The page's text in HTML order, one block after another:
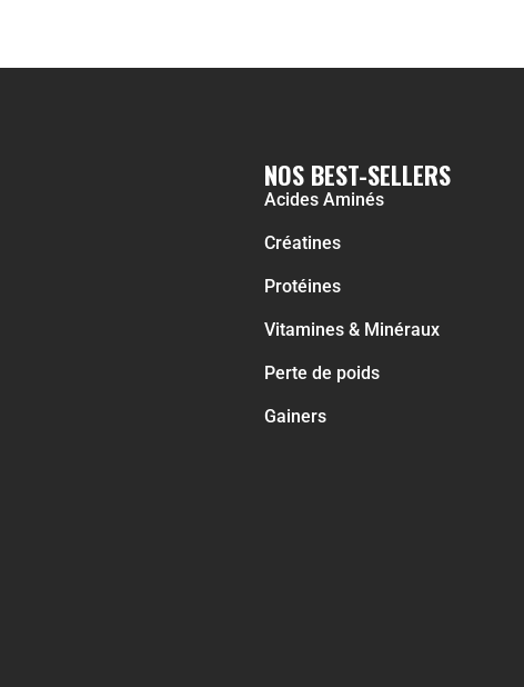
NOS BEST-SELLERS
Acides Aminés
Créatines
Protéines
Vitamines & Minéraux
Perte de poids
Gainers